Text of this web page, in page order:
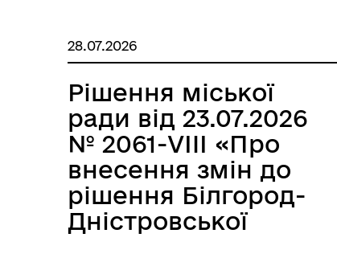
Дністровської
міської ради VIII
скликання»
28.07.2026
Рішення міської
ради від 23.07.2026
№ 2061-VIII «Про
внесення змін до
рішення Білгород-
Дністровської